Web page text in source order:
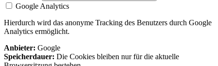
Google Analytics
Hierdurch wird das anonyme Tracking des Benutzers durch Google
Analytics ermöglicht.
Anbieter: Google
Speicherdauer: Die Cookies bleiben nur für die aktuelle